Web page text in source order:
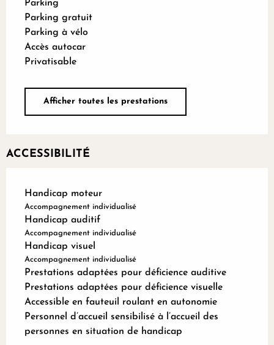
Parking
Parking gratuit
Parking à vélo
Accès autocar
Privatisable
Afficher toutes les prestations
ACCESSIBILITÉ
Handicap moteur
Accompagnement individualisé
Handicap auditif
Accompagnement individualisé
Handicap visuel
Accompagnement individualisé
Prestations adaptées pour déficience auditive
Prestations adaptées pour déficience visuelle
Accessible en fauteuil roulant en autonomie
Personnel d’accueil sensibilisé à l’accueil des
personnes en situation de handicap